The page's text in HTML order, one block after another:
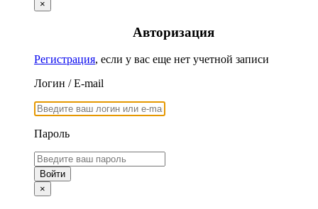
×
Авторизация
Регистрация, если у вас еще нет учетной записи
Логин / E-mail
Пароль
×